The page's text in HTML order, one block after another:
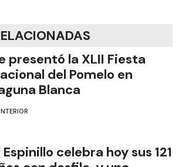
presentó la XLII Fiesta
del Pomelo en
Blanca
Espinillo celebra hoy sus 121